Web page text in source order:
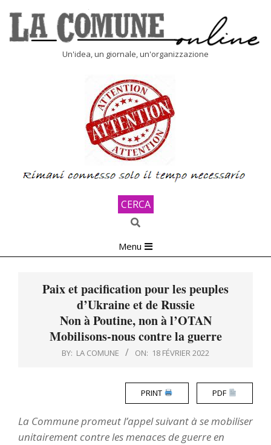
content
Un'idea, un giornale, un'organizzazione
CERCA
Search
Navigation
Menu
Paix et pacification pour les peuples
d’Ukraine et de Russie
Non à Poutine, non à l’OTAN
Mobilisons-nous contre la guerre
BY: LA COMUNE ON: 18 FÉVRIER 2022
PRINT PDF
La Commune promeut l’appel suivant à se mobiliser
unitairement contre les menaces de guerre en